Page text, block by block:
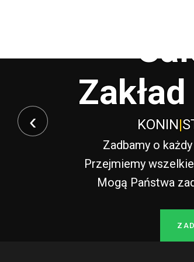
KONIN|
Zadbamy o
Przejmiemy
Mogą Państwa
‹